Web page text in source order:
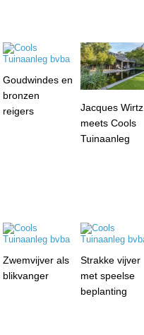
Goudwindes en
bronzen
reigers
Jacques Wirtz
meets Cools
Tuinaanleg
Zwemvijver als
blikvanger
Strakke vijver
met speelse
beplanting